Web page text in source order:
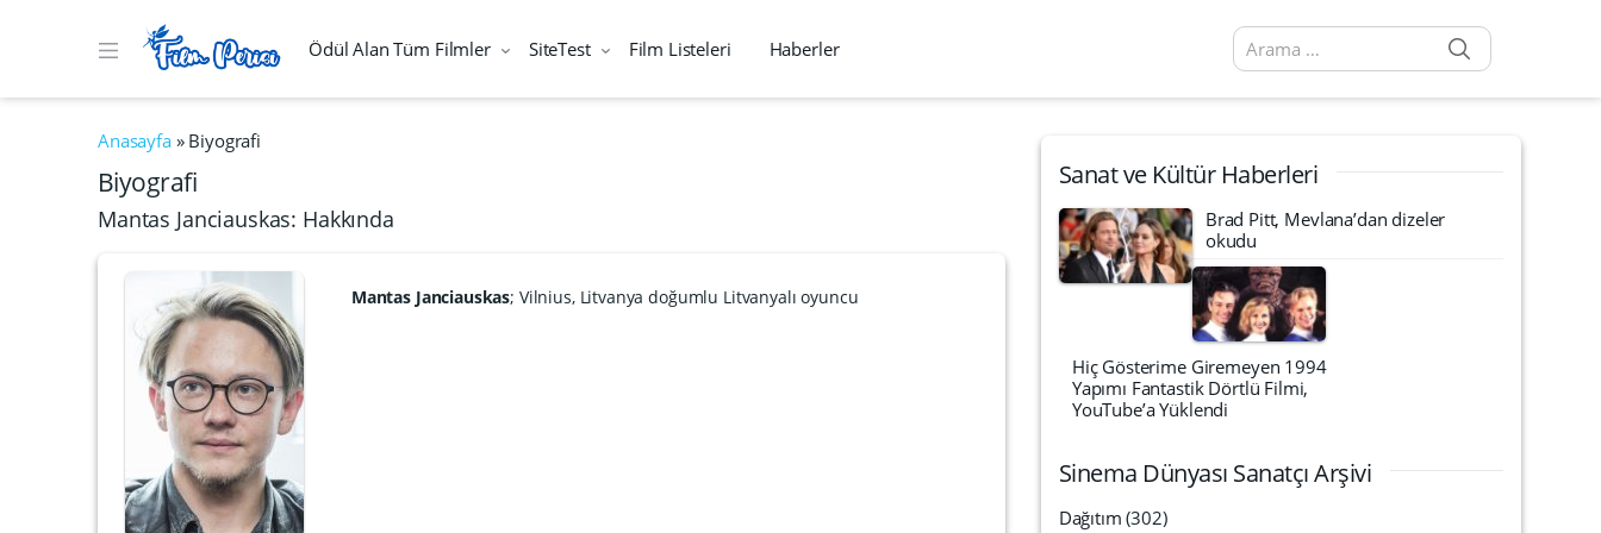
Ödül Alan Tüm Filmler SiteTest Film Listeleri Haberler
Arama sonuçları:
Anasayfa» Biyografi
Biyografi
Mantas Janciauskas: Hakkında
Mantas Janciauskas; Vilnius, Litvanya doğumlu Litvanyalı oyuncu
Sanat ve Kültür Haberleri
Brad Pitt, Mevlana’dan dizeler
okudu
Hiç Gösterime Giremeyen 1994
Yapımı Fantastik Dörtlü Filmi,
YouTube’a Yüklendi
Sinema Dünyası Sanatçı Arşivi
Dağıtım (302)